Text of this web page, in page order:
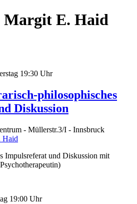
Margit E. Haid
19:30 Uhr
philosophisches
Diskussion
- Müllerstr.3/I - Innsbruck
Haid
Impulsreferat und Diskussion mit
19:00 Uhr